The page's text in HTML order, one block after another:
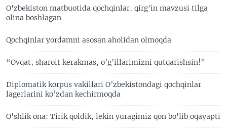
O'zbekiston matbuotida qochqinlar, qirg'in mavzusi tilga
olina boshlagan
Qochqinlar yordamni asosan aholidan olmoqda
“Ovqat, sharoit kerakmas, o’g’illarimizni qutqarishsin!”
Diplomatik korpus vakillari O’zbekistondagi qochqinlar
lagerlarini ko’zdan kechirmoqda
O'shlik ona: Tirik qoldik, lekin yuragimiz qon bo'lib oqayapti